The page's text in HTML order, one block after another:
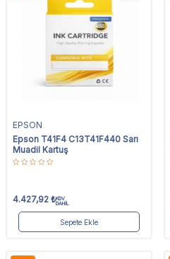
EPSON
Epson T41F4 C13T41F440 Sarı
Muadil Kartuş
4.427,92 ₺KDV
DAHİL
Sepete Ekle